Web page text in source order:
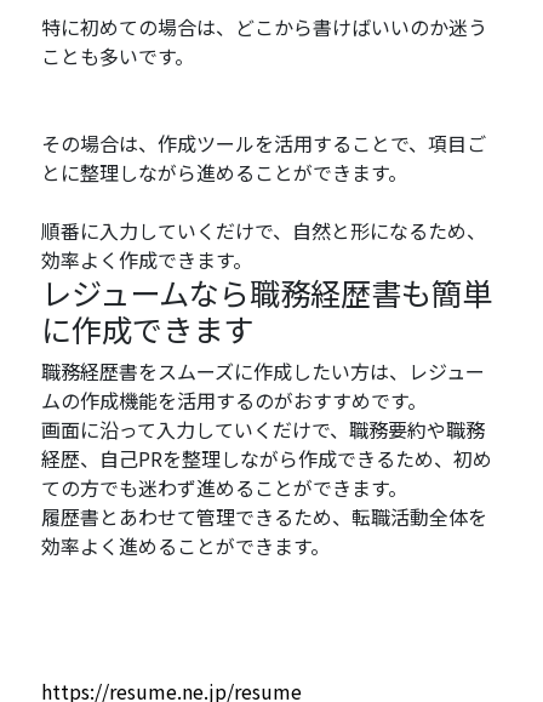
特に初めての場合は、どこから書けばいいのか迷う
ことも多いです。
その場合は、作成ツールを活用することで、項目ご
とに整理しながら進めることができます。
順番に入力していくだけで、自然と形になるため、
効率よく作成できます。
レジュームなら職務経歴書も簡単
に作成できます
職務経歴書をスムーズに作成したい方は、レジュー
ムの作成機能を活用するのがおすすめです。
画面に沿って入力していくだけで、職務要約や職務
経歴、自己PRを整理しながら作成できるため、初め
ての方でも迷わず進めることができます。
履歴書とあわせて管理できるため、転職活動全体を
効率よく進めることができます。
https://resume.ne.jp/resume